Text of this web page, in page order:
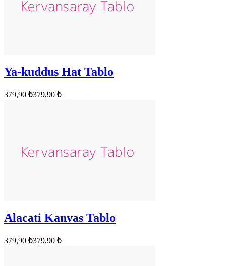
Ya-kuddus Hat Tablo
379,90 ₺379,90 ₺
Alacati Kanvas Tablo
379,90 ₺379,90 ₺